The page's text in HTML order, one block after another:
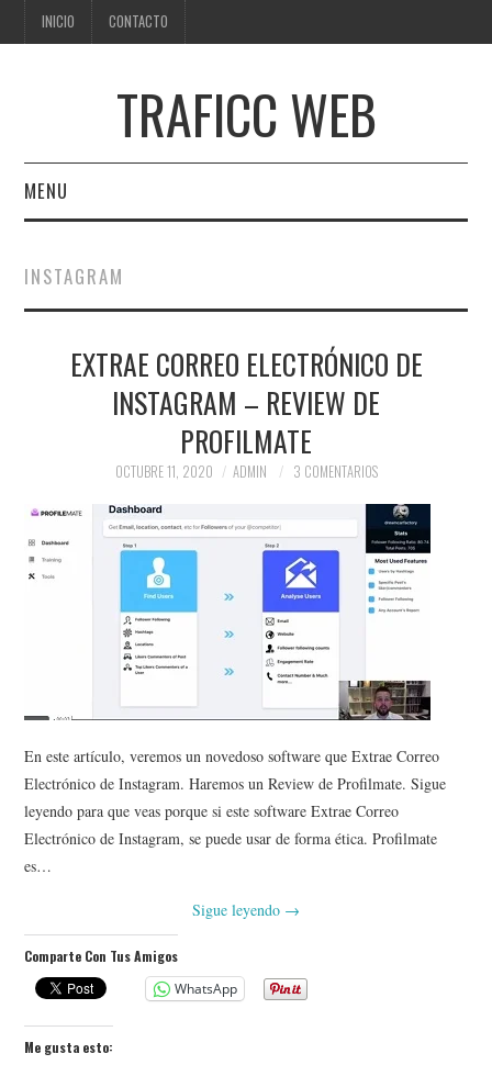
INICIO CONTACTO
TRAFICC WEB
MENU
CONTACTO
INSTAGRAM
EXTRAE CORREO ELECTRÓNICO DE
INSTAGRAM – REVIEW DE
PROFILMATE
OCTUBRE 11, 2020 ADMIN 3 COMENTARIOS
En este artículo, veremos un novedoso software que Extrae Correo
Electrónico de Instagram. Haremos un Review de Profilmate. Sigue
leyendo para que veas porque si este software Extrae Correo
Electrónico de Instagram, se puede usar de forma ética. Profilmate
es…
Sigue leyendo →
Comparte Con Tus Amigos
WhatsApp
Me gusta esto: